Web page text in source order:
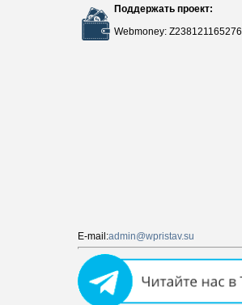
Поддержать проект:
Webmoney: Z238121165276
E-mail:admin@wpristav.su